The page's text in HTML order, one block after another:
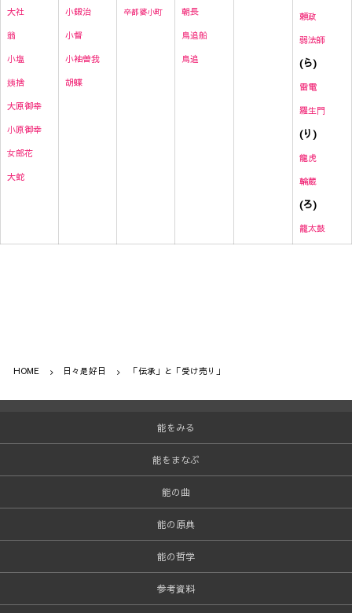
大社
翁
小塩
姨捨
大原御幸
小原御幸
女郎花
大蛇
小鍛治
小督
小袖曽我
胡蝶
卒都婆小町
朝長
鳥追船
鳥追
頼政
弱法師
(ら)
雷電
羅生門
(り)
龍虎
輪蔵
(ろ)
籠太鼓
HOME 日々是好日 「伝承」と「受け売り」
能をみる
能をまなぶ
能の曲
能の原典
能の哲学
参考資料